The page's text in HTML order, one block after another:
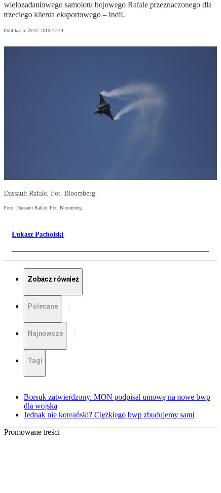
wielozadaniowego samolotu bojowego Rafale przeznaczonego dla
trzeciego klienta eksportowego – Indii.
Publikacja: 29.07.2019 12:44
Dassault Rafale. Fot. Bloomberg
Foto: Dassault Rafale. Fot. Bloomberg
Łukasz Pacholski
Zobacz również
Polecane
Najnowsze
Tagi
Borsuk zatwierdzony. MON podpisał umowę na nowe bwp
dla wojska
Jednak nie koreański? Ciężkiego bwp zbudujemy sami
Promowane treści